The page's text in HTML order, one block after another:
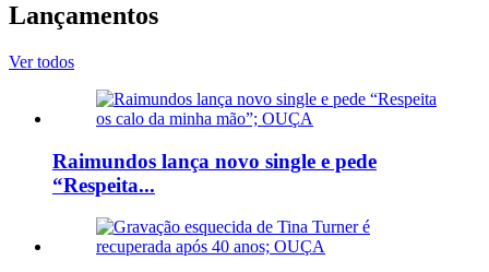
Lançamentos
Ver todos
Raimundos lança novo single e pede
“Respeita...